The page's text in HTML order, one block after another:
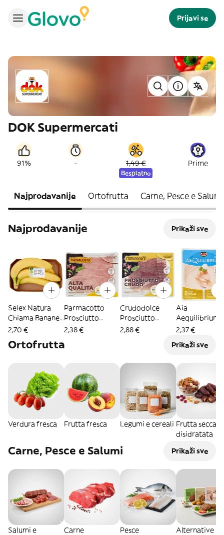
Prijavi se
DOK Supermercati
91% - 1,49 €
Besplatno
Prime
Najprodavanije Ortofrutta Carne, Pesce e Salumi
Najprodavanije Prikaži sve
Selex Natura
Chiama Banane
Biologiche 700
2,70 €
Parmacotto
Prosciutto
Cotto Alta
2,38 €
Crudodolce
Prosciutto
Crudo
2,88 €
Aia
Aequilibrium
Petto Di Pollo
2,37 €
Ortofrutta Prikaži sve
Verdura fresca Frutta fresca Legumi e cereali Frutta secca e
disidratata
Carne, Pesce e Salumi Prikaži sve
Salumi e
Carne Pesce
Alternative